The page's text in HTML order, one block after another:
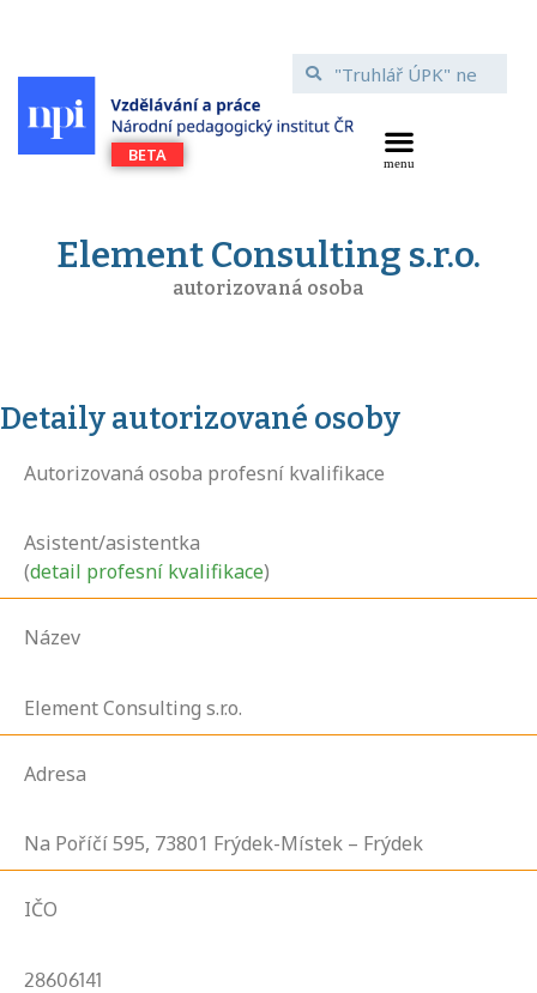
Element Consulting s.r.o.
autorizovaná osoba
Detaily autorizované osoby
Autorizovaná osoba profesní kvalifikace
Asistent/asistentka
(detail profesní kvalifikace)
Název
Element Consulting s.r.o.
Adresa
Na Poříčí595, 73801 Frýdek-Místek – Frýdek
IČO
28606141